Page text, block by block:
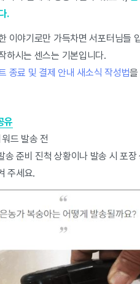
.
이야기로만 가득차면 서포터님들
하시는 센스는 기본입니다.
종료 및 결제 안내 새소식 작성법
유
드 발송 전
송 준비 진척 상황이나 발송 시 포장
주세요.